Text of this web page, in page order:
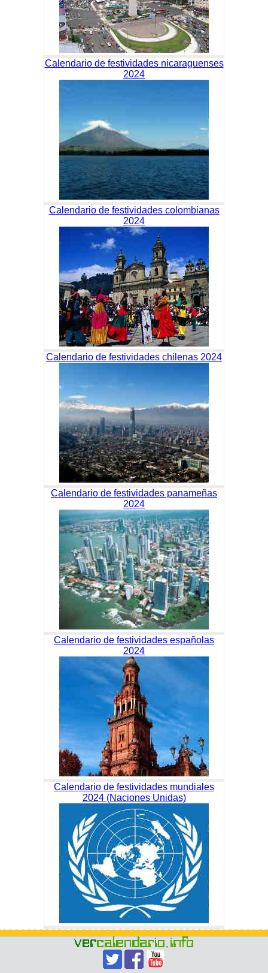
Calendario de festividades nicaraguenses
2024
Calendario de festividades colombianas
2024
Calendario de festividades chilenas 2024
Calendario de festividades panameñas
2024
Calendario de festividades españolas
2024
Calendario de festividades mundiales
2024 (Naciones Unidas)